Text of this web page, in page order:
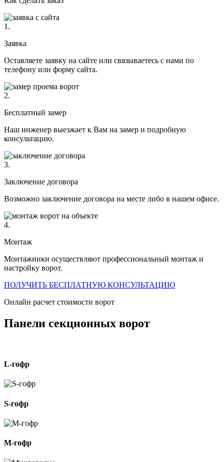
1.
Заявка
Оставляете заявку на сайте или связываетесь с нами по
телефону или форму сайта.
2.
Бесплатный замер
Наш инженер выезжает к Вам на замер и подробную
консультацию.
3.
Заключение договора
Возможно заключение договора на месте либо в нашем офисе.
4.
Монтаж
Монтажники осуществляют профессиональный монтаж и
настройку ворот.
ПОЛУЧИТЬ БЕСПЛАТНУЮ КОНСУЛЬТАЦИЮ
Онлайн расчет стоимости ворот
Панели секционных ворот
L-гофр
S-гофр
M-гофр